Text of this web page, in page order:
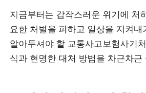
지금부터는 갑작스러운 위기에 처
요한 처벌을 피하고 일상을 지켜내
알아두셔야 할 교통사고보험사기
식과 현명한 대처 방법을 차근차근